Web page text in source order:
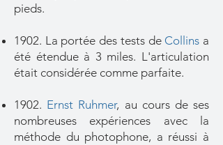
pieds.
1902. La portée des tests de Collins a
été étendue à 3 miles. L'articulation
était considérée comme parfaite.
1902. Ernst Ruhmer, au cours de ses
nombreuses expériences avec la
méthode du photophone, a réussi à